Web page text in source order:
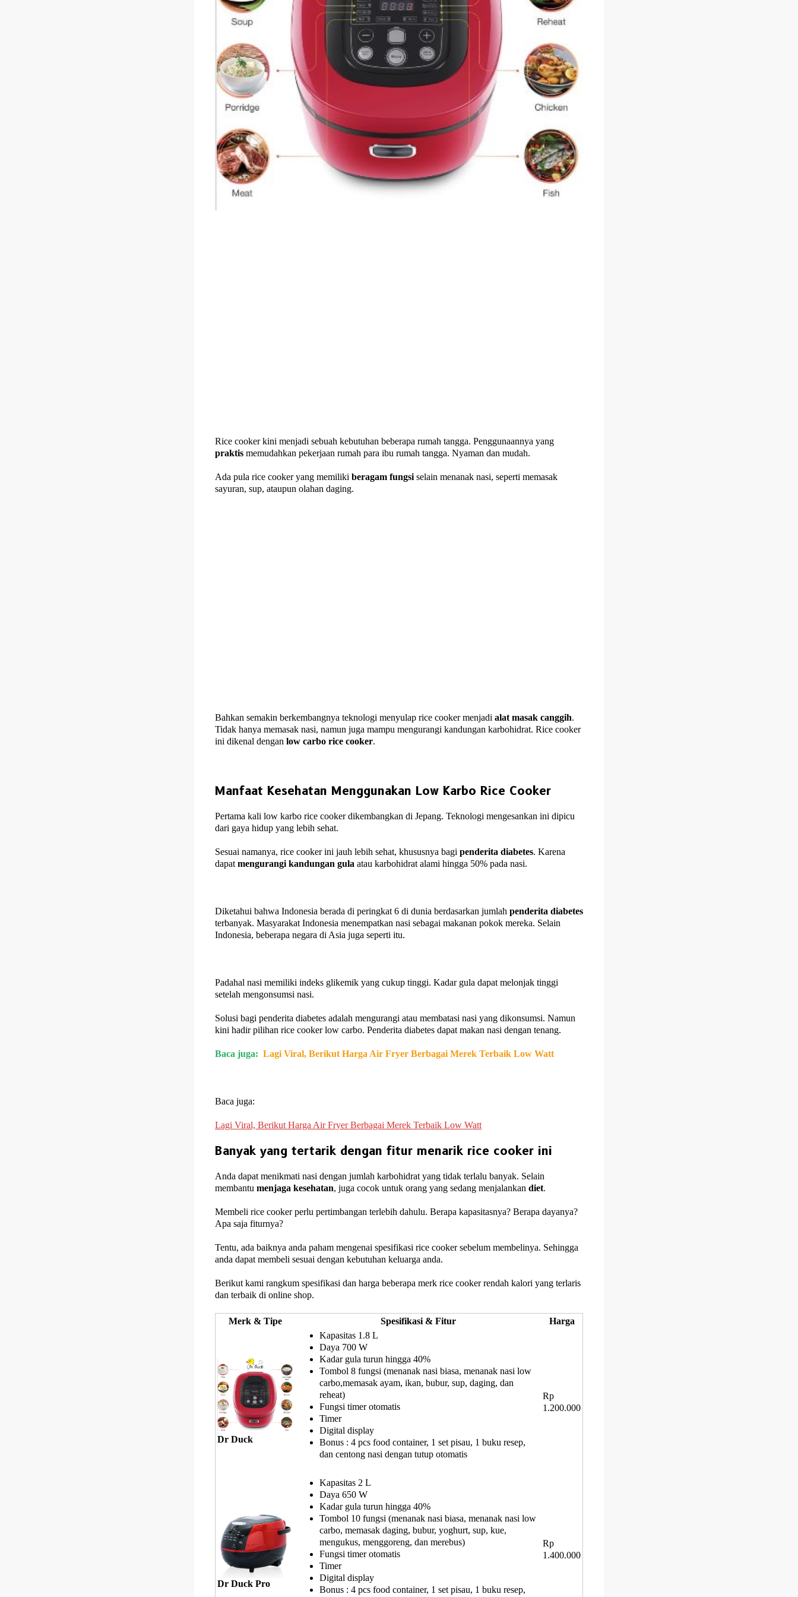
Rice cooker kini menjadi sebuah kebutuhan beberapa rumah tangga. Penggunaannya yang
praktis memudahkan pekerjaan rumah para ibu rumah tangga. Nyaman dan mudah.
Ada pula rice cooker yang memiliki beragam fungsi selain menanak nasi, seperti memasak
sayuran, sup, ataupun olahan daging.
Bahkan semakin berkembangnya teknologi menyulap rice cooker menjadi alat masak canggih.
Tidak hanya memasak nasi, namun juga mampu mengurangi kandungan karbohidrat. Rice cooker
ini dikenal dengan low carbo rice cooker.
Manfaat Kesehatan Menggunakan Low Karbo Rice Cooker
Pertama kali low karbo rice cooker dikembangkan di Jepang. Teknologi mengesankan ini dipicu
dari gaya hidup yang lebih sehat.
Sesuai namanya, rice cooker ini jauh lebih sehat, khususnya bagi penderita diabetes. Karena
dapat mengurangi kandungan gula atau karbohidrat alami hingga 50% pada nasi.
Diketahui bahwa Indonesia berada di peringkat 6 di dunia berdasarkan jumlah penderita diabetes
terbanyak. Masyarakat Indonesia menempatkan nasi sebagai makanan pokok mereka. Selain
Indonesia, beberapa negara di Asia juga seperti itu.
Padahal nasi memiliki indeks glikemik yang cukup tinggi. Kadar gula dapat melonjak tinggi
setelah mengonsumsi nasi.
Solusi bagi penderita diabetes adalah mengurangi atau membatasi nasi yang dikonsumsi. Namun
kini hadir pilihan rice cooker low carbo. Penderita diabetes dapat makan nasi dengan tenang.
Baca juga: Lagi Viral, Berikut Harga Air Fryer Berbagai Merek Terbaik Low Watt
Baca juga:
Lagi Viral, Berikut Harga Air Fryer Berbagai Merek Terbaik Low Watt
Banyak yang tertarik dengan fitur menarik rice cooker ini
Anda dapat menikmati nasi dengan jumlah karbohidrat yang tidak terlalu banyak. Selain
membantu menjaga kesehatan, juga cocok untuk orang yang sedang menjalankan diet.
Membeli rice cooker perlu pertimbangan terlebih dahulu. Berapa kapasitasnya? Berapa dayanya?
Apa saja fiturnya?
Tentu, ada baiknya anda paham mengenai spesifikasi rice cooker sebelum membelinya. Sehingga
anda dapat membeli sesuai dengan kebutuhan keluarga anda.
Berikut kami rangkum spesifikasi dan harga beberapa merk rice cooker rendah kalori yang terlaris
dan terbaik di online shop.
Merk & Tipe Spesifikasi & Fitur Harga
Dr Duck
Kapasitas 1.8 L
Daya 700 W
Kadar gula turun hingga 40%
Tombol 8 fungsi (menanak nasi biasa, menanak nasi low
carbo,memasak ayam, ikan, bubur, sup, daging, dan
reheat)
Fungsi timer otomatis
Timer
Digital display
Bonus : 4 pcs food container, 1 set pisau, 1 buku resep,
dan centong nasi dengan tutup otomatis
Rp
1.200.000
Dr Duck Pro
Kapasitas 2 L
Daya 650 W
Kadar gula turun hingga 40%
Tombol 10 fungsi (menanak nasi biasa, menanak nasi low
carbo, memasak daging, bubur, yoghurt, sup, kue,
mengukus, menggoreng, dan merebus)
Fungsi timer otomatis
Timer
Digital display
Bonus : 4 pcs food container, 1 set pisau, 1 buku resep,
Rp
1.400.000